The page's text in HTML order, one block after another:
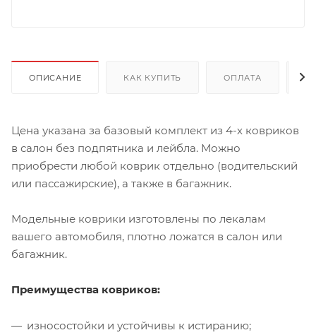
ОПИСАНИЕ КАК КУПИТЬ ОПЛАТА
Цена указана за базовый комплект из 4-х ковриков
в салон без подпятника и лейбла. Можно
приобрести любой коврик отдельно (водительский
или пассажирские), а также в багажник.
Модельные коврики изготовлены по лекалам
вашего автомобиля, плотно ложатся в салон или
багажник.
Преимущества ковриков:
износостойки и устойчивы к истиранию;